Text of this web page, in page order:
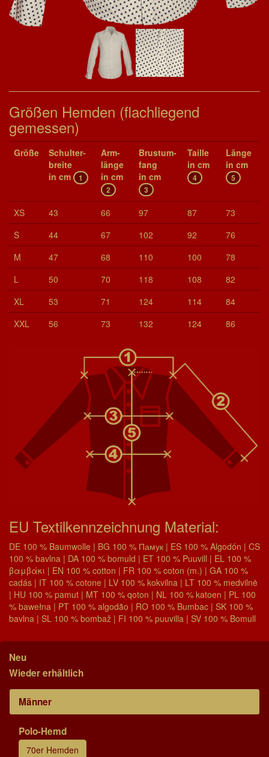
Größen Hemden (flachliegend
gemessen)
Größe
Schul­ter­
brei­te
in cm
1
Arm­
länge
in cm
2
Brust­um­
fang
in cm
3
Taille
in cm
4
Länge
in cm
5
XS 43 66 97 87
73
S
44 67 102 92
76
M
47 68 110 100
78
L
50 70 118 108
82
XL
53 71 124 114
84
XXL
56 73 132 124 86
EU Textilkennzeichnung Material:
DE 100 % Baumwolle | BG 100 % Памук | ES 100 % Algodón | CS
100 % bavlna | DA 100 % bomuld | ET 100 % Puuvill | EL 100 %
βαμβάκι | EN 100 % cotton | FR 100 % coton (m.) | GA 100 %
cadás | IT 100 % cotone | LV 100 % kokvilna | LT 100 % medvilnė
| HU 100 % pamut | MT 100 % qoton | NL 100 % katoen | PL 100
% bawełna | PT 100 % algodão | RO 100 % Bumbac | SK 100 %
bavlna | SL 100 % bombaž | FI 100 % puuvilla | SV 100 % Bomull
Neu
Wieder erhältlich
Männer
Polo-Hemd
70er Hemden